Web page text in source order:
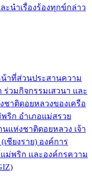
ะนำเรื่องร้องทุกข์กล่าว
น้าที่ส่วนประสานความ
วมกิจกรรมเสวนา และ
ชาติดอยหลวงของเครือ
ริก อำเภอแม่สรวย
แห่งชาติดอยหลวง เจ้า
ชียงราย) องค์การ
ม่พริก และองค์กรความ